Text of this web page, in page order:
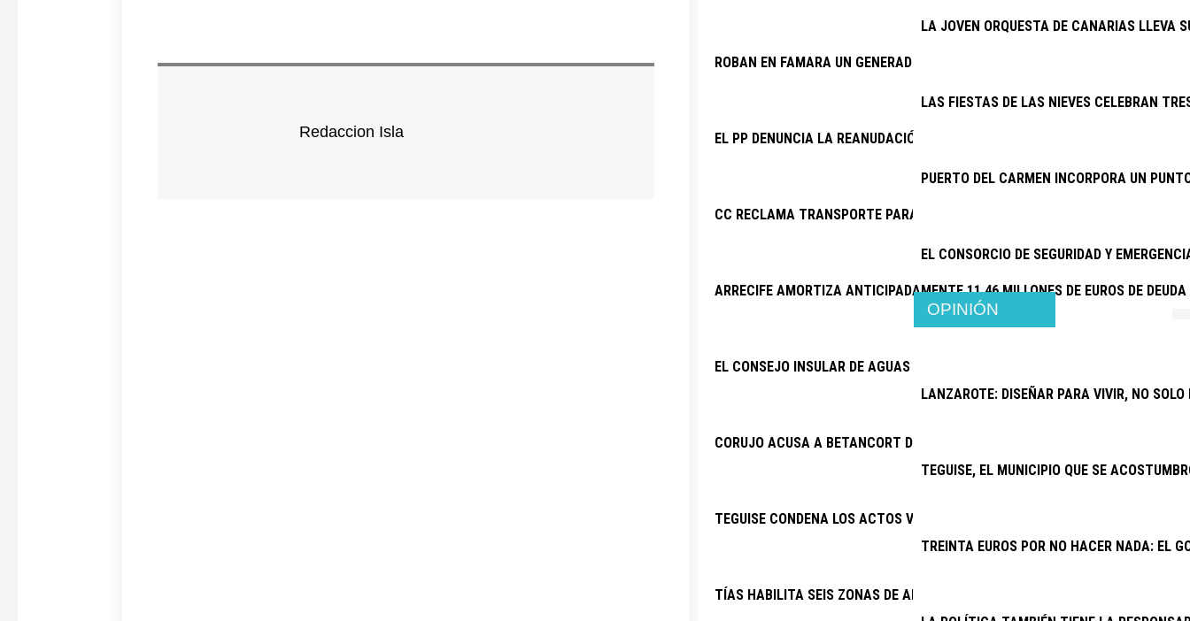
Redaccion Isla
ROBAN EN FAMARA UN GENERADOR DEL CINE AMBULANTE
EL PP DENUNCIA LA REANUDACIÓN DE LAS OBRAS DE LA ANTENA DE
CC RECLAMA TRANSPORTE PARA EL CENTRO DE RESPIRO FAMILIAR DE SAN
ARRECIFE AMORTIZA ANTICIPADAMENTE 11,46 MILLONES DE EUROS DE
EL CONSEJO INSULAR DE AGUAS ABORDA PROYECTOS POR MÁS DE 6,4
CORUJO ACUSA A BETANCORT DE PAGAR 15.500 EUROS A JOSÉ MARÍA
TEGUISE CONDENA LOS ACTOS VANDÁLICOS CONTRA ESPACIOS PÚBLICOS
TÍAS HABILITA SEIS ZONAS DE APARCAMIENTO Y REFUERZA TAXIS Y
LA JOVEN ORQUESTA DE CANARIAS LLEVA
LAS FIESTAS DE LAS NIEVES CELEBRAN
PUERTO DEL CARMEN INCORPORA UN
EL CONSORCIO DE SEGURIDAD Y
OPINIÓN
LANZAROTE: DISEÑAR PARA VIVIR, NO
TEGUISE, EL MUNICIPIO QUE SE
TREINTA EUROS POR NO HACER NADA: EL